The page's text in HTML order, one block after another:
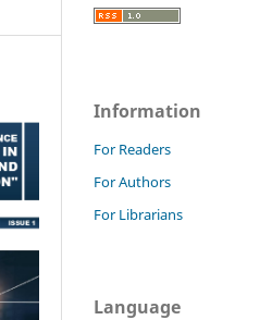
Information
For Readers
For Authors
For Librarians
Language